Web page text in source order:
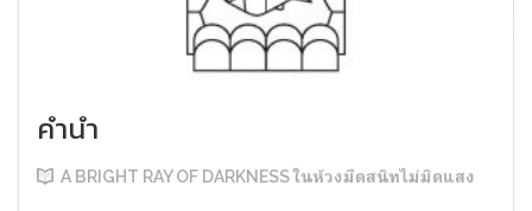
คำนำ
A BRIGHT RAY OF DARKNESS ในห้วงมืดสนิทไม่มิดแสง